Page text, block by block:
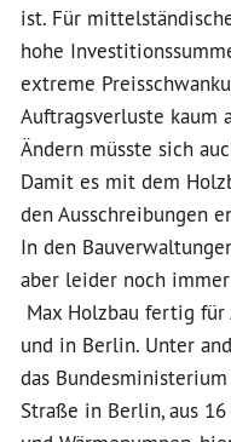
ist. Für
hohe
extreme
Auftragsverluste kaum
Ändern müsste sich
Damit es mit dem
den Ausschreibungen
In den
aber leider noch
Max Holzbau fertig
und in Berlin. Unter
das
Straße in Berlin, aus